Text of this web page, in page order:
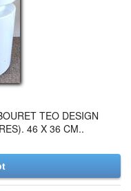
TEO DESIGN
46 X 36 CM..